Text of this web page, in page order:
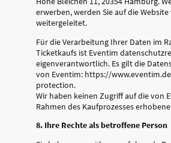
erwerben, werden Sie auf die
weitergeleitet.
Für die Verarbeitung Ihrer Daten im
Ticketkaufs ist Eventim
eigenverantwortlich. Es gilt die
von Eventim: https://
protection.
Wir haben keinen Zugriff auf die von
Rahmen des Kaufprozesses
8. Ihre Rechte als betroffene Person